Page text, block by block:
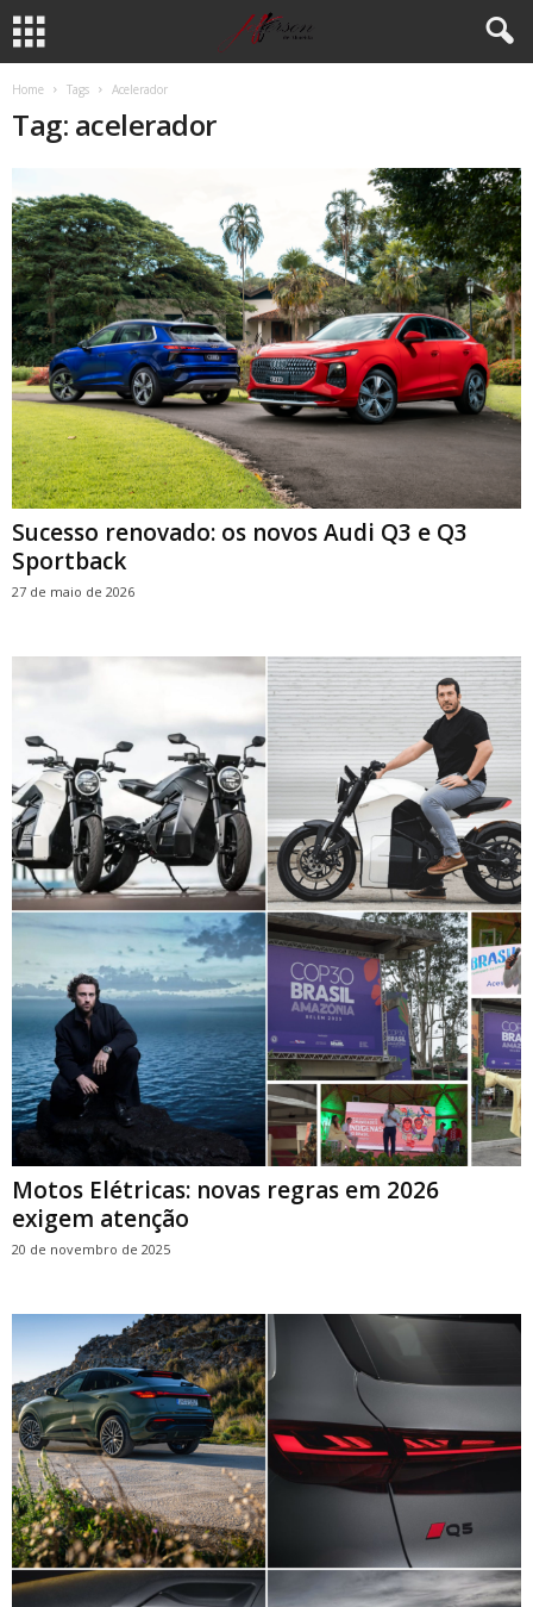
Home Tags Acelerador
Tag: acelerador
Sucesso renovado: os novos Audi Q3 e Q3
Sportback
27 de maio de 2026
Motos Elétricas: novas regras em 2026
exigem atenção
20 de novembro de 2025